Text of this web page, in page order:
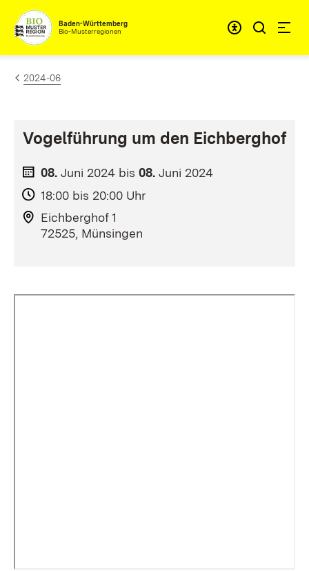
Zum Inhalt springen
Baden-Württemberg
Bio-Musterregionen
2024-06
Vogelführung um den Eichberghof
08. Juni 2024 bis 08. Juni 2024
18:00 bis 20:00 Uhr
Eichberghof 1
72525, Münsingen